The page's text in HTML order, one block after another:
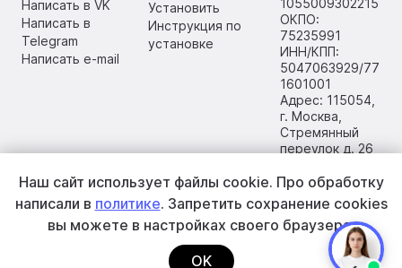
Написать в VK
Написать в
Telegram
Написать e-mail
Установить
Инструкция по
установке
ОКПО:
75235991
ИНН/КПП:
5047063929/77
1601001
Адрес: 115054,
г. Москва,
Стремянный
переулок д. 26
Наш сайт использует файлы cookie. Про обработку
написали в политике. Запретить сохранение cookies
вы можете в настройках своего браузера.
OK